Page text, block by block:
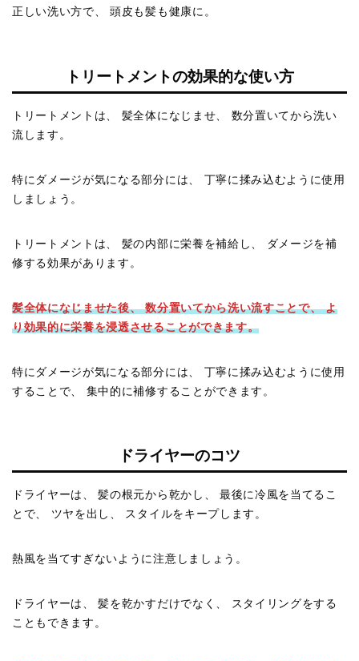
正しい洗い方で、 頭皮も髪も健康に。
トリートメントの効果的な使い方
トリートメントは、 髪全体になじませ、 数分置いてから洗い
流します。
特にダメージが気になる部分には、 丁寧に揉み込むように使用
しましょう。
トリートメントは、 髪の内部に栄養を補給し、 ダメージを補
修する効果があります。
髪全体になじませた後、 数分置いてから洗い流すことで、 よ
り効果的に栄養を浸透させることができます。
特にダメージが気になる部分には、 丁寧に揉み込むように使用
することで、 集中的に補修することができます。
ドライヤーのコツ
ドライヤーは、 髪の根元から乾かし、 最後に冷風を当てるこ
とで、 ツヤを出し、 スタイルをキープします。
熱風を当てすぎないように注意しましょう。
ドライヤーは、 髪を乾かすだけでなく、 スタイリングをする
こともできます。